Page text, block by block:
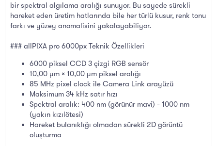
bir spektral algılama aralığı sunuyor. Bu sayede sürekli
hareket eden üretim hatlarında bile her türlü kusur, renk tonu
farkı ve yüzey anomalisini yakalayabiliyor.
### allPIXA pro 6000px Teknik Özellikleri
6000 piksel CCD 3 çizgi RGB sensör
10,00 µm × 10,00 µm piksel aralığı
85 MHz pixel clock ile Camera Link arayüzü
Maksimum 34 kHz satır hızı
Spektral aralık: 400 nm (görünür mavi) - 1000 nm
(yakın kızılötesi)
Hareket bulanıklığı olmadan sürekli 2D görüntü
oluşturma